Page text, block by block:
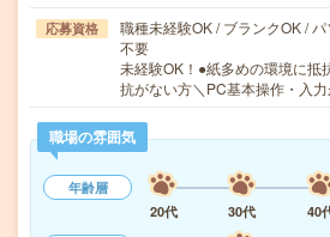
応募資格
職種未経験OK / ブランクOK /
不要
未経験OK！●紙多めの環境に抵
抗がない方＼PC基本操作・入
職場の雰囲気
年齢層
20代
30代 40